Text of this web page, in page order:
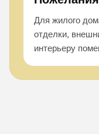
Для жилого
отделки,
интерьеру